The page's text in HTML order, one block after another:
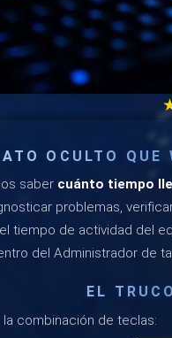
OCULTO QUE
saber cuánto tiempo
problemas,
tiempo de actividad del
del Administrador de
EL
combinación de teclas: